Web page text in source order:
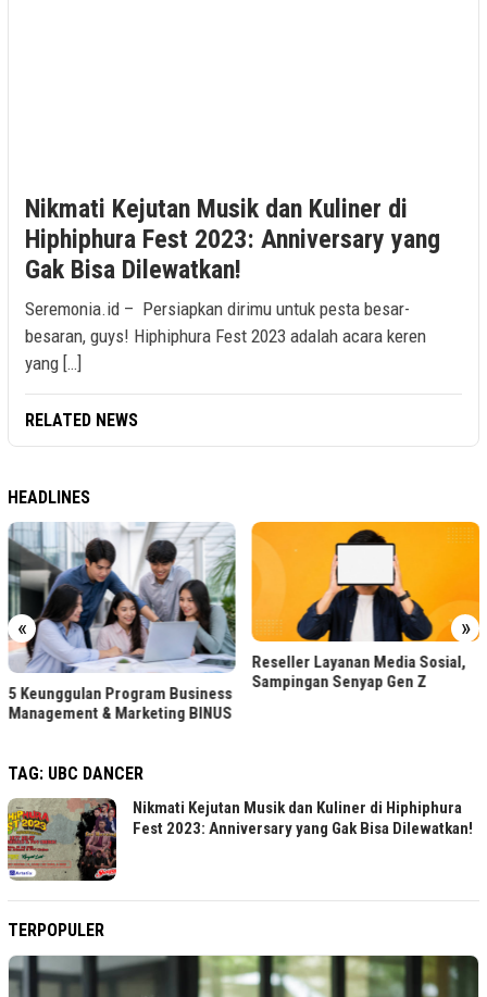
Nikmati Kejutan Musik dan Kuliner di
Hiphiphura Fest 2023: Anniversary yang
Gak Bisa Dilewatkan!
Seremonia.id – Persiapkan dirimu untuk pesta besar-
besaran, guys! Hiphiphura Fest 2023 adalah acara keren
yang […]
RELATED NEWS
HEADLINES
« »
5 Keunggulan Program Business
Management & Marketing BINUS
Reseller Layanan Media Sosial,
Sampingan Senyap Gen Z
TAG: UBC DANCER
Nikmati Kejutan Musik dan Kuliner di Hiphiphura
Fest 2023: Anniversary yang Gak Bisa Dilewatkan!
TERPOPULER